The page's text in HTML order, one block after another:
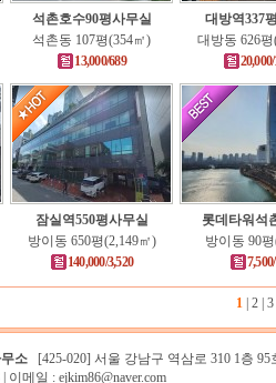
석촌호수90평사무실
석촌동 107평(354㎡)
13,000/689
대방역337
대방동 626평
잠실역550평사무실
방이동 650평(2,149㎡)
140,000/3,520
롯데타워석
방이동 90
1| 2| 3|
소
[425-020] 서울 강남구 역삼로 310 1층 95
이메일 : ejkim86@naver.com